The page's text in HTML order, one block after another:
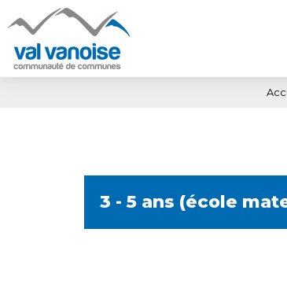
3 - 5 ans (école